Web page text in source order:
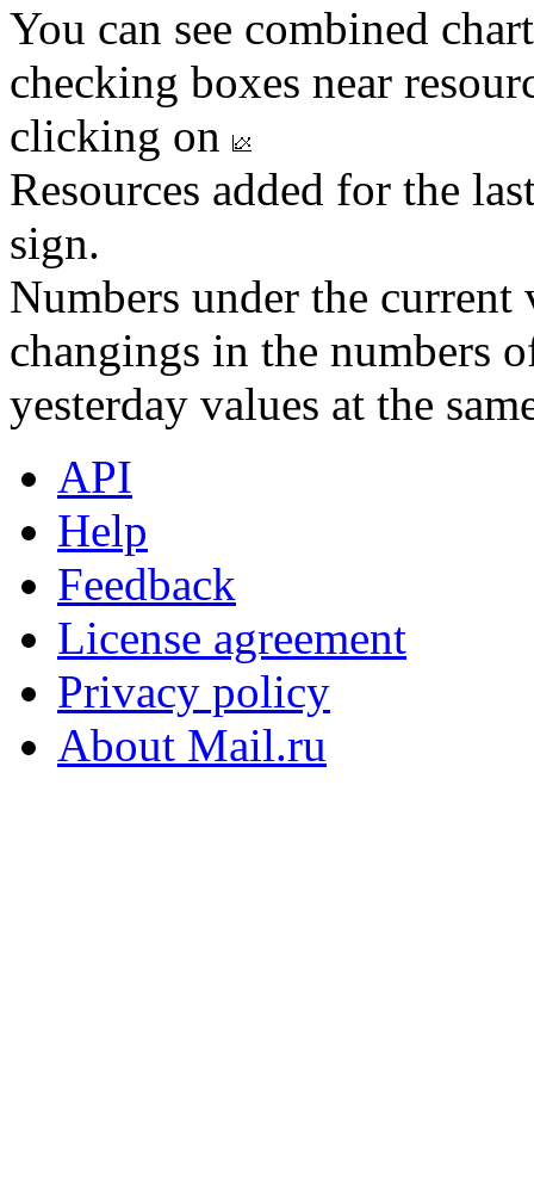
You can see combined
checking boxes near
clicking on
Resources added for the
sign.
Numbers under the
changings in the numbers
yesterday values at the
API
Help
Feedback
License agreement
Privacy policy
About Mail.ru